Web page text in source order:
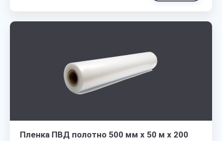
Пленка ПВД полотно 500 мм х 50 м х 200